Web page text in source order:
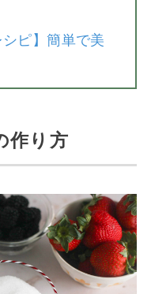
シピ】簡単で美
作り方